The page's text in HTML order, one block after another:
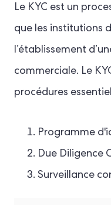
Le KYC est un
que les institutions
l’établissement
commerciale. Le
procédures
Programme
Due Diligence
Surveillance